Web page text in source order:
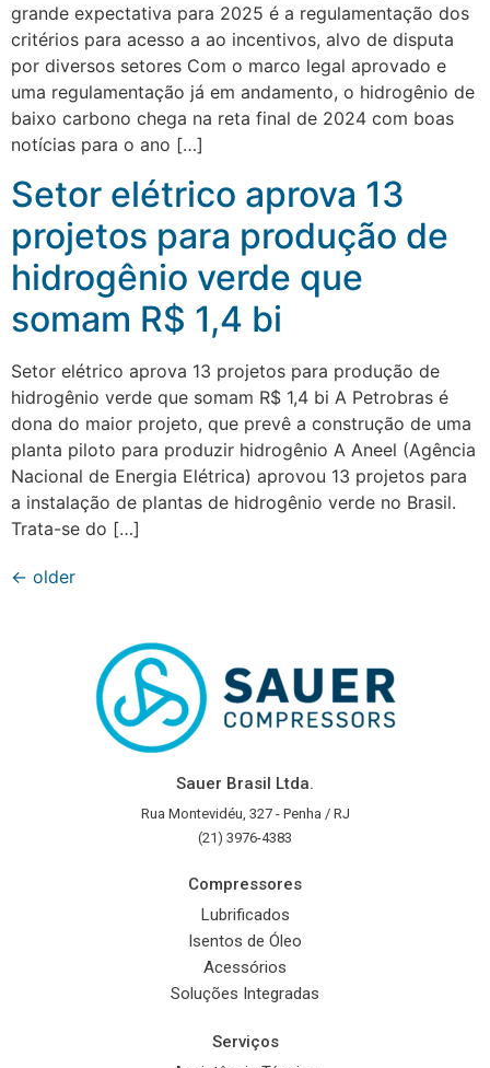
grande expectativa para 2025 é a regulamentação dos
critérios para acesso a ao incentivos, alvo de disputa
por diversos setores Com o marco legal aprovado e
uma regulamentação já em andamento, o hidrogênio de
baixo carbono chega na reta final de 2024 com boas
notícias para o ano […]
Setor elétrico aprova 13
projetos para produção de
hidrogênio verde que
somam R$ 1,4 bi
Setor elétrico aprova 13 projetos para produção de
hidrogênio verde que somam R$ 1,4 bi A Petrobras é
dona do maior projeto, que prevê a construção de uma
planta piloto para produzir hidrogênio A Aneel (Agência
Nacional de Energia Elétrica) aprovou 13 projetos para
a instalação de plantas de hidrogênio verde no Brasil.
Trata-se do […]
← older
Sauer Brasil Ltda.
Rua Montevidéu, 327 - Penha / RJ
(21) 3976-4383
Compressores
Lubrificados
Isentos de Óleo
Acessórios
Soluções Integradas
Serviços